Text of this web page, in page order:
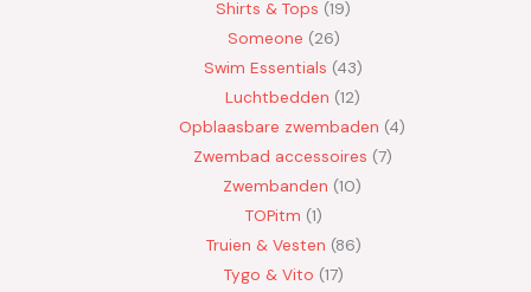
Shirts & Tops 19
Someone 26
Swim Essentials 43
Luchtbedden 12
Opblaasbare zwembaden 4
Zwembad accessoires 7
Zwembanden 10
TOPitm 1
Truien & Vesten 86
Tygo & Vito 17